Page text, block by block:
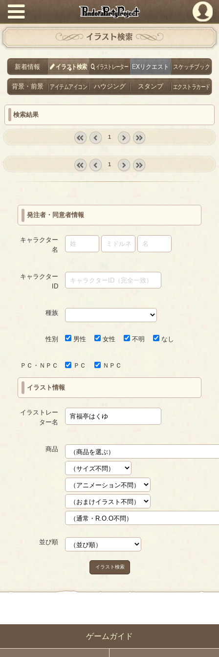
PandoraPartyProject
ゲームガイド
イラスト検索
新着情報 イラスト検索 イラストレーター EXリクエスト スケッチブック
背景・前景 アイテムアイコン ハウジング スタンプ エクストラカード
検索結果
prev
1
1
発注者・同意者情報
キャラクター
名
キャラクター
ID
種族
性別 男性 女性 不明 なし
ＰＣ・ＮＰＣ ＰＣ ＮＰＣ
イラスト情報
イラストレー
ター名
商品
並び順
イラスト検索